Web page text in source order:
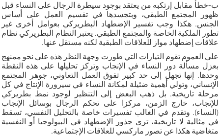
ب-خطأ مقابل إرتكبه من يعتقد بوجود سيطرة الرجال على النساء قبل
ظهور المجتمع الطبقي، وبتجسدها في تقسيم العمل على أساس
الجنس. هكذا وجب تفسير الإضطهاد البطريركي بعوامل أخرى غير
تطور الملكية الخاصة والمجتمع الطبقي. يعتبر النظام البطريركي نظام
علاقات إضطهاد مواز للعلاقات الطبقية لكنه مستقل عنها.
على العموم تقوم التيارات التي طورت وجهة النظر هذه على نحو ممنهج
بعزل مسألة دور النساء في الإنجاب وتركز تحليلها على هذه النقطة
وحدها. إنها تجهل إلى حد كبير تفوق العمل التعاوني، جوهر المجتمع
الإنساني، وتولي أهمية ضئيلة لمكانة النساء في سيرورة الإنتاج في كل
مرحلة تاريخية. بل ذهب البعض إلى التنظير لوجود نمط بطريركي
للإنجاب، خارج الزمن، مركزا على تحكم الرجال بوسائل الإنجاب
(النساء). وتقدم في الغالب تفسيرات خاصة بالتحليل النفسي، تسقط
في مثالية لا تاريخية، ترى جذور الإضطهاد في البيولوجيا أو النفسية
متغاضية هكذا عن تصور ماركسي للعلاقات الإجتماعية.